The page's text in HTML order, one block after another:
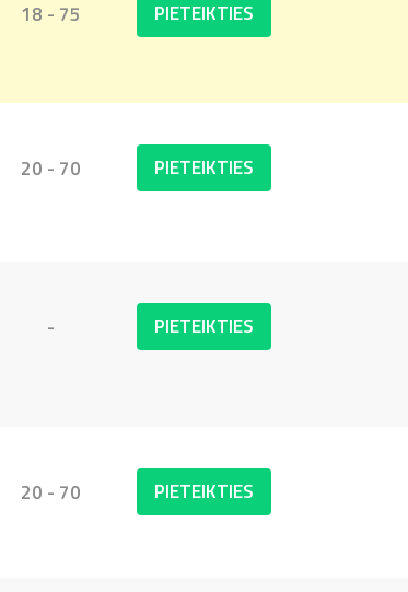
18 - 75 PIETEIKTIES
20 - 70 PIETEIKTIES
- PIETEIKTIES
20 - 70 PIETEIKTIES